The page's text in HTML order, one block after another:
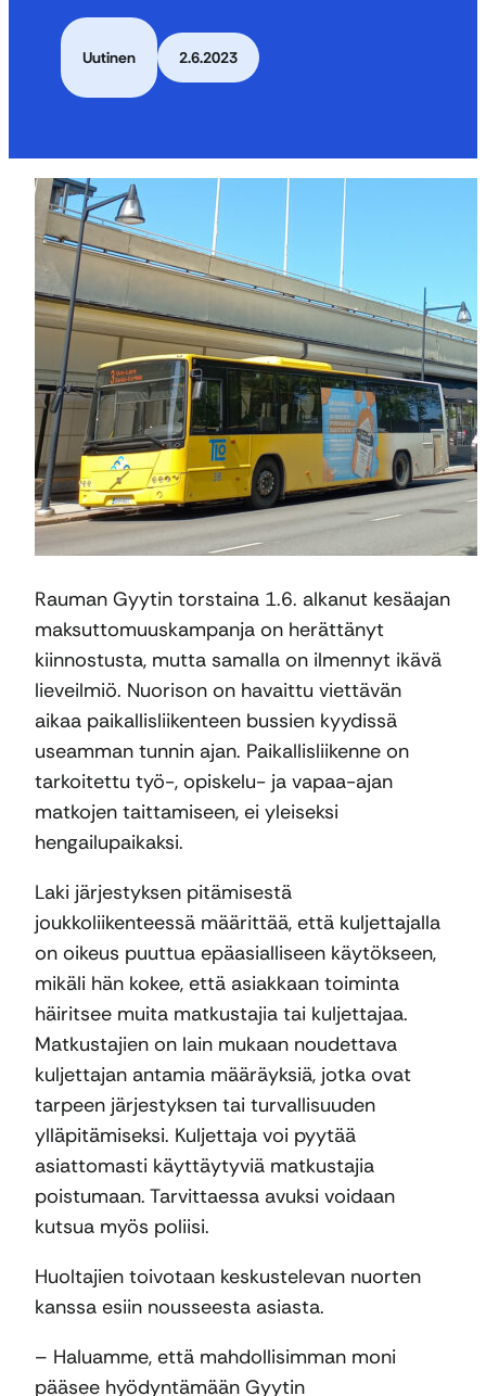
Uutinen 2.6.2023
Rauman Gyytin torstaina 1.6. alkanut kesäajan
maksuttomuuskampanja on herättänyt
kiinnostusta, mutta samalla on ilmennyt ikävä
lieveilmiö. Nuorison on havaittu viettävän
aikaa paikallisliikenteen bussien kyydissä
useamman tunnin ajan. Paikallisliikenne on
tarkoitettu työ-, opiskelu- ja vapaa-ajan
matkojen taittamiseen, ei yleiseksi
hengailupaikaksi.
Laki järjestyksen pitämisestä
joukkoliikenteessä määrittää, että kuljettajalla
on oikeus puuttua epäasialliseen käytökseen,
mikäli hän kokee, että asiakkaan toiminta
häiritsee muita matkustajia tai kuljettajaa.
Matkustajien on lain mukaan noudettava
kuljettajan antamia määräyksiä, jotka ovat
tarpeen järjestyksen tai turvallisuuden
ylläpitämiseksi. Kuljettaja voi pyytää
asiattomasti käyttäytyviä matkustajia
poistumaan. Tarvittaessa avuksi voidaan
kutsua myös poliisi.
Huoltajien toivotaan keskustelevan nuorten
kanssa esiin nousseesta asiasta.
– Haluamme, että mahdollisimman moni
pääsee hyödyntämään Gyytin